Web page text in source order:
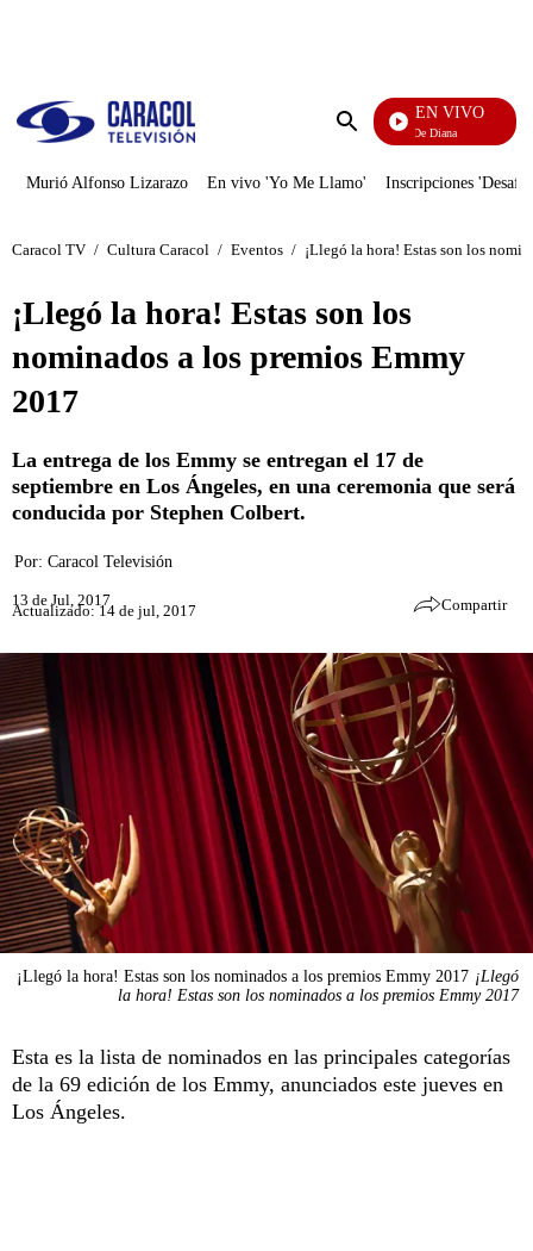
Enviar
EN VIVO
Diario De Diana
Murió Alfonso Lizarazo En vivo 'Yo Me Llamo' Inscripciones
Caracol TV / Cultura Caracol / Eventos / ¡Llegó la hora! Estas son los
¡Llegó la hora! Estas son los
nominados a los premios Emmy
2017
La entrega de los Emmy se entregan el 17 de
septiembre en Los Ángeles, en una ceremonia que será
conducida por Stephen Colbert.
Por: Caracol Televisión
13 de Jul, 2017
Actualizado: 14 de jul, 2017 Compartir
¡Llegó la hora! Estas son los nominados a los premios Emmy 2017 ¡Llegó
la hora! Estas son los nominados a los premios Emmy 2017
Esta es la lista de nominados en las principales categorías
de la 69 edición de los Emmy, anunciados este jueves en
Los Ángeles.